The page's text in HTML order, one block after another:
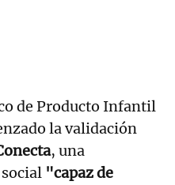
de Producto Infantil
la validación
, una
"capaz de